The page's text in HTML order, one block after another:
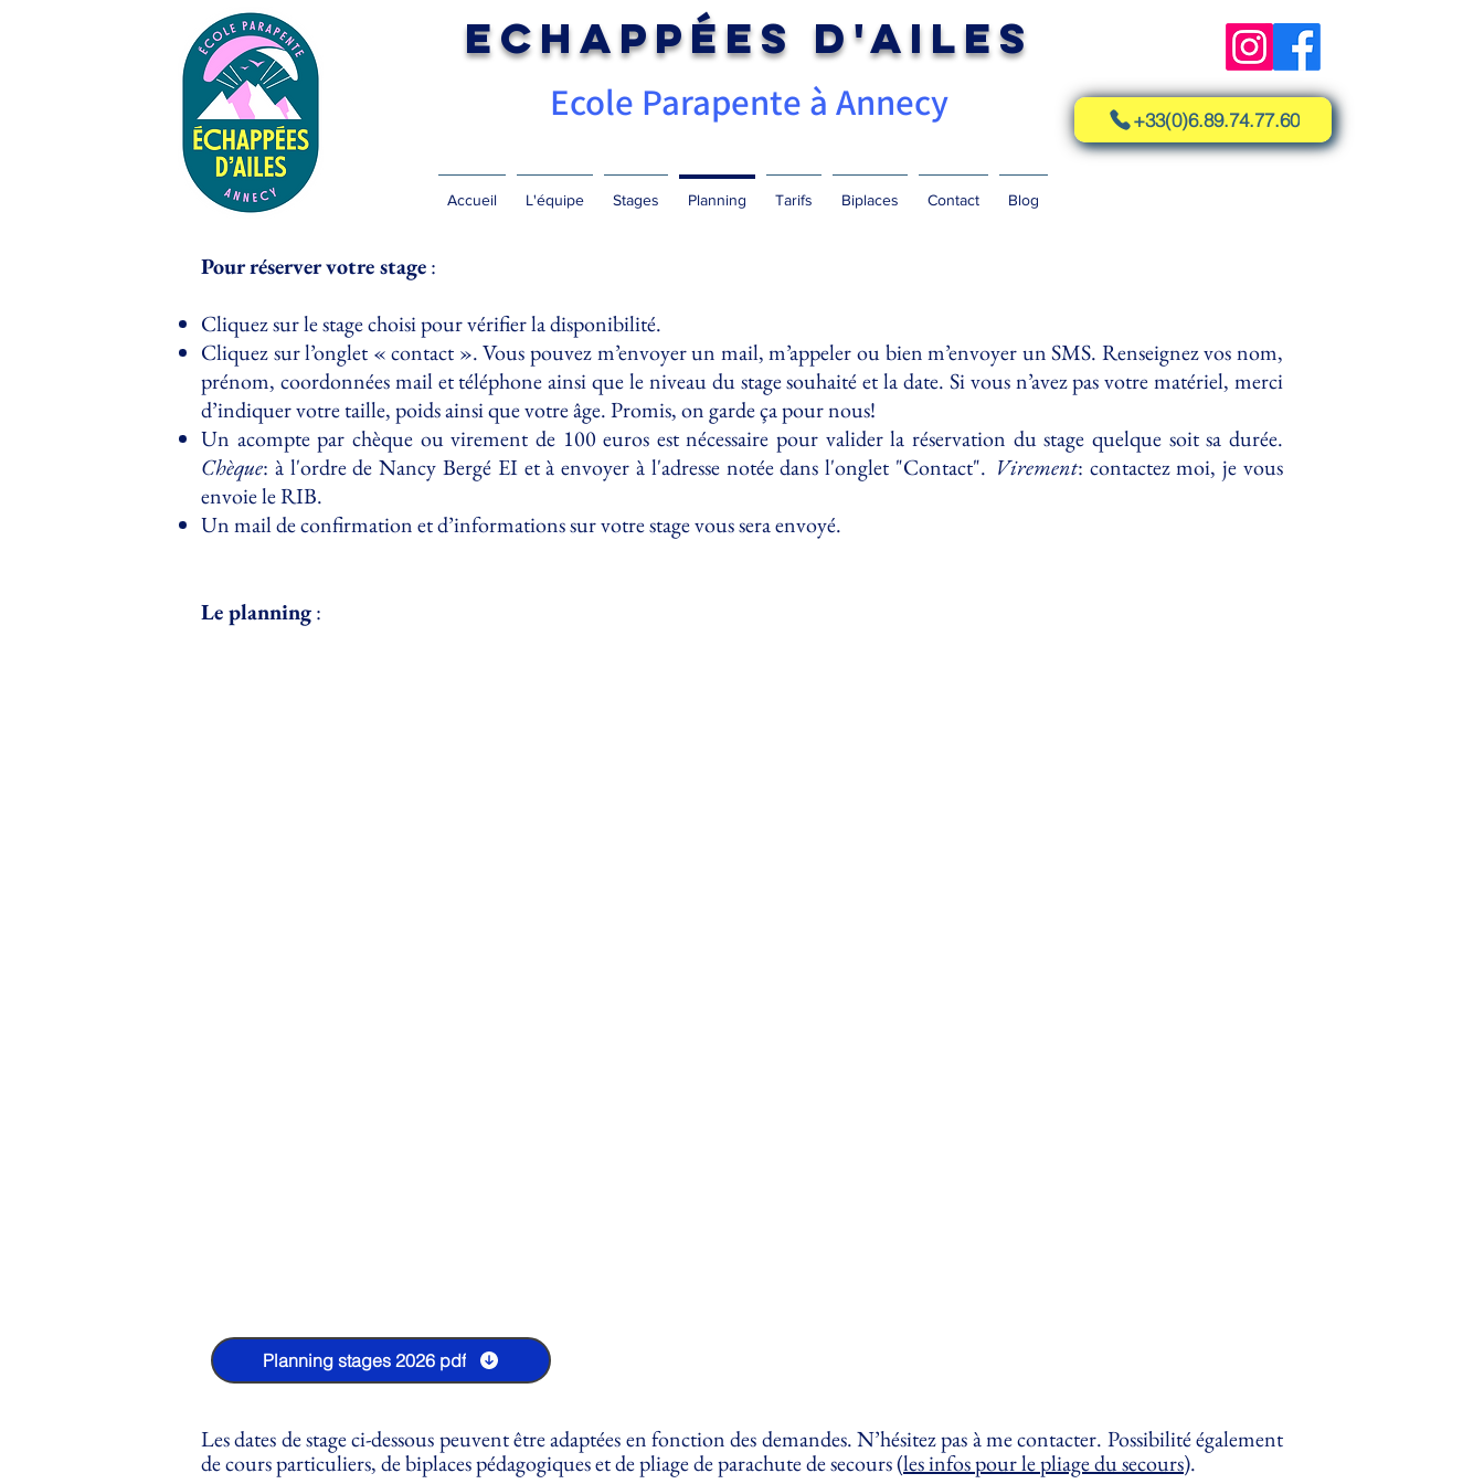
Echappées d'Ailes
Ecole Parapente à Annecy
Accueil L'équipe Stages Planning Tarifs Biplaces Contact Blog
+33(0)6.89.74.77.60
Pour réserver votre stage:
Cliquez sur le stage choisi pour vérifier la disponibilité.
Cliquez sur l’onglet « contact ». Vous pouvez m’envoyer un mail, m’appeler ou bien m’envoyer un SMS. Renseignez vos nom,
prénom, coordonnées mail et téléphone ainsi que le niveau du stage souhaité et la date. Si vous n’avez pas votre matériel, merci
d’indiquer votre taille, poids ainsi que votre âge. Promis, on garde ça pour nous!
Un acompte par chèque ou virement de 100 euros est nécessaire pour valider la réservation du stage quelque soit sa durée.
Chèque: à l'ordre de Nancy Bergé EI et à envoyer à l'adresse notée dans l'onglet "Contact". Virement: contactez moi, je vous
envoie le RIB.
Un mail de confirmation et d’informations sur votre stage vous sera envoyé.
Le planning:
Planning stages 2026 pdf
Les dates de stage ci-dessous peuvent être adaptées en fonction des demandes. N’hésitez pas à me contacter. Possibilité également
de cours particuliers, de biplaces pédagogiques et de pliage de parachute de secours (les infos pour le pliage du secours).